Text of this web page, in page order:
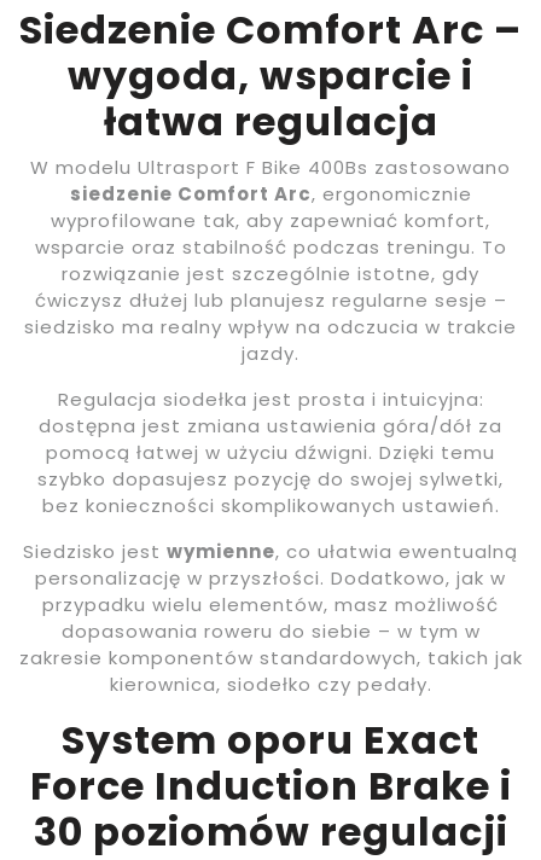
Siedzenie Comfort Arc –
wygoda, wsparcie i
łatwa regulacja
W modelu Ultrasport F Bike 400Bs zastosowano
siedzenie Comfort Arc, ergonomicznie
wyprofilowane tak, aby zapewniać komfort,
wsparcie oraz stabilność podczas treningu. To
rozwiązanie jest szczególnie istotne, gdy
ćwiczysz dłużej lub planujesz regularne sesje –
siedzisko ma realny wpływ na odczucia w trakcie
jazdy.
Regulacja siodełka jest prosta i intuicyjna:
dostępna jest zmiana ustawienia góra/dół za
pomocą łatwej w użyciu dźwigni. Dzięki temu
szybko dopasujesz pozycję do swojej sylwetki,
bez konieczności skomplikowanych ustawień.
Siedzisko jest wymienne, co ułatwia ewentualną
personalizację w przyszłości. Dodatkowo, jak w
przypadku wielu elementów, masz możliwość
dopasowania roweru do siebie – w tym w
zakresie komponentów standardowych, takich jak
kierownica, siodełko czy pedały.
System oporu Exact
Force Induction Brake i
30 poziomów regulacji